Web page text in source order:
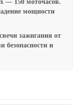
— 150 моточасов.
мощности
вечи зажигания от
безопасности и